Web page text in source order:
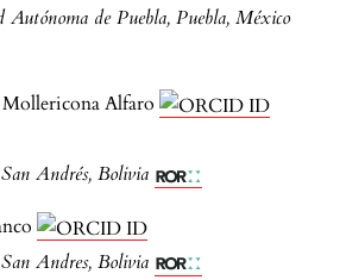
Autónoma de Puebla, Puebla, México
Alfaro
Andrés, Bolivia
Andres, Bolivia